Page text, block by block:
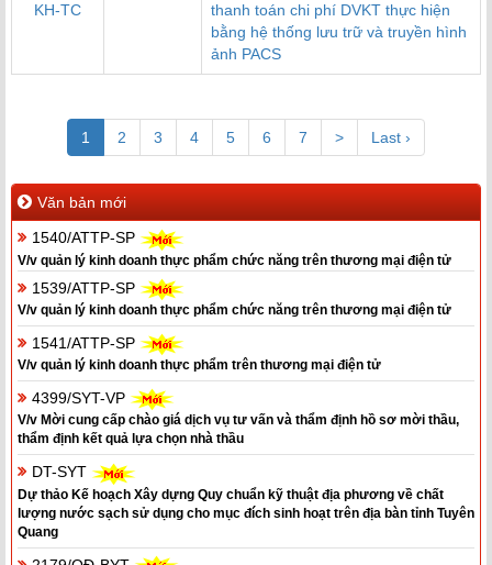
KH-TC
thanh toán chi phí DVKT thực hiện
bằng hệ thống lưu trữ và truyền hình
ảnh PACS
1 (current)
2 3 4 5 6 7 > Last ›
Văn bản mới
1540/ATTP-SP
V/v quản lý kinh doanh thực phẩm chức năng trên thương mại điện tử
1539/ATTP-SP
V/v quản lý kinh doanh thực phẩm chức năng trên thương mại điện tử
1541/ATTP-SP
V/v quản lý kinh doanh thực phẩm trên thương mại điện tử
4399/SYT-VP
V/v Mời cung cấp chào giá dịch vụ tư vấn và thẩm định hồ sơ mời thầu,
thẩm định kết quả lựa chọn nhà thầu
DT-SYT
Dự thảo Kế hoạch Xây dựng Quy chuẩn kỹ thuật địa phương về chất
lượng nước sạch sử dụng cho mục đích sinh hoạt trên địa bàn tỉnh Tuyên
Quang